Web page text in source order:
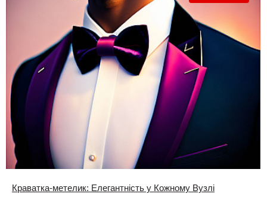
Краватка-метелик: Елегантність у Кожному Вузлі